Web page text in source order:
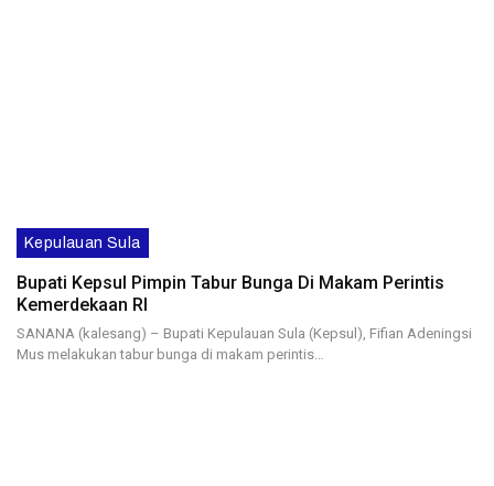
Kepulauan Sula
Bupati Kepsul Pimpin Tabur Bunga Di Makam Perintis
Kemerdekaan RI
SANANA (kalesang) – Bupati Kepulauan Sula (Kepsul), Fifian Adeningsi
Mus melakukan tabur bunga di makam perintis…